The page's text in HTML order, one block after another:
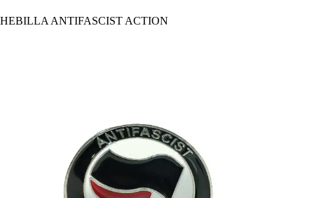
HEBILLA ANTIFASCIST ACTION